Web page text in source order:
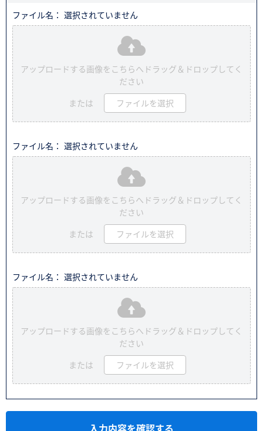
ファイル名： 選択されていません
アップロードする画像をこちらへドラッグ＆ドロップしてく
ださい
または ファイルを選択
ファイル名： 選択されていません
アップロードする画像をこちらへドラッグ＆ドロップしてく
ださい
または ファイルを選択
ファイル名： 選択されていません
アップロードする画像をこちらへドラッグ＆ドロップしてく
ださい
または ファイルを選択
入力内容を確認する